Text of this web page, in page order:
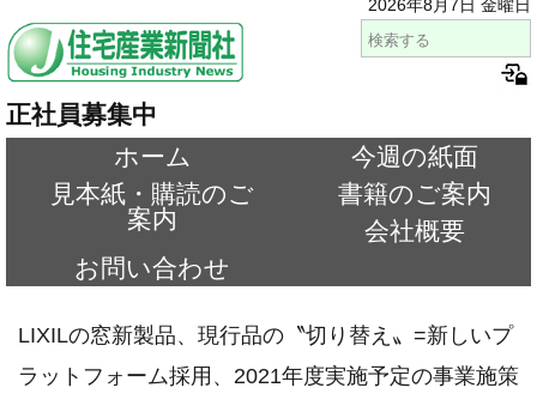
2026年8月7日 金曜日
正社員募集中
ホーム
今週の紙面
見本紙・購読のご
案内
書籍のご案内
会社概要
お問い合わせ
LIXILの窓新製品、現行品の〝切り替え〟=新しいプ
ラットフォーム採用、2021年度実施予定の事業施策